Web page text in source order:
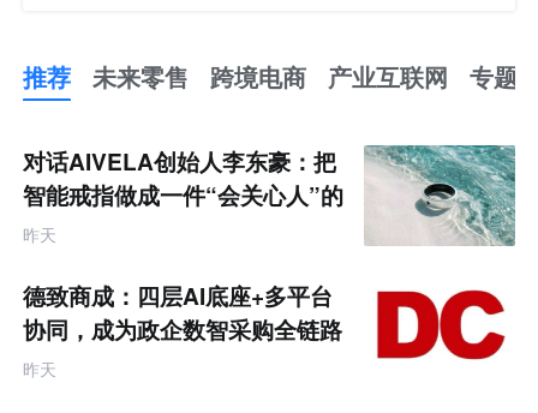
推荐 未来零售 跨境电商 产业互联网 专题
来
零
售
跨
境
商
产
业
互
联
网
对话AIVELA创始人李东豪：把
智能戒指做成一件“会关心人”的
饰品
昨天
德致商成：四层AI底座+多平台
协同，成为政企数智采购全链路
服务商
昨天